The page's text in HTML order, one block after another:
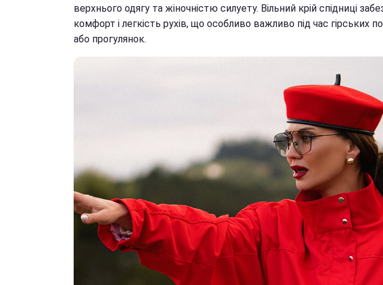
верхнього одягу та жіночністю силуету. Вільний крій спідниці
комфорт і легкість рухів, що особливо важливо під час гірських
або прогулянок.